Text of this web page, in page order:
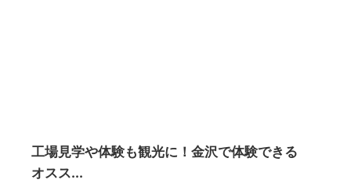
工場見学や体験も観光に！金沢で体験できる
オスス...